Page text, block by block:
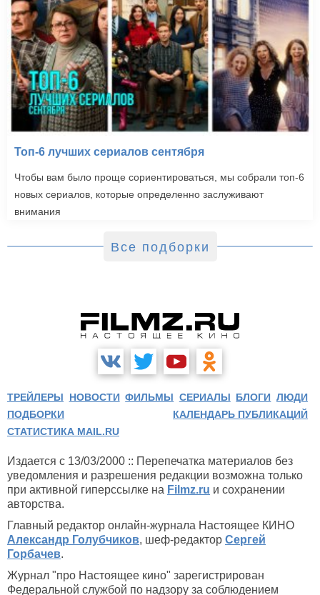
Топ-6 лучших сериалов сентября
Чтобы вам было проще сориентироваться, мы собрали топ-6
новых сериалов, которые определенно заслуживают
внимания
Все подборки
ТРЕЙЛЕРЫ НОВОСТИ ФИЛЬМЫ СЕРИАЛЫ БЛОГИ ЛЮДИ
ПОДБОРКИ
КАЛЕНДАРЬ ПУБЛИКАЦИЙ
СТАТИСТИКА MAIL.RU
Издается с 13/03/2000 :: Перепечатка материалов без
уведомления и разрешения редакции возможна только
при активной гиперссылке на Filmz.ru и сохранении
авторства.
Главный редактор онлайн-журнала Настоящее КИНО
Александр Голубчиков, шеф-редактор Сергей
Горбачев.
Журнал "про Настоящее кино" зарегистрирован
Федеральной службой по надзору за соблюдением